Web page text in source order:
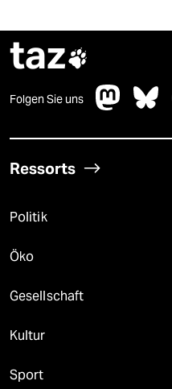
taz
Folgen Sie uns
Ressorts
Politik
Öko
Gesellschaft
Kultur
Sport